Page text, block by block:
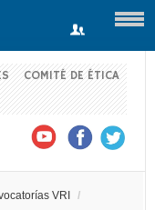
COMITÉ DE ÉTICA
VRI
/